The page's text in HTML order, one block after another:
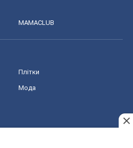
MAMACLUB
Плітки
Мода